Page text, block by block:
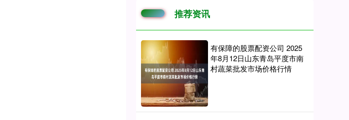
推荐资讯
有保障的股票配资公司 2025
年8月12日山东青岛平度市南
村蔬菜批发市场价格行情